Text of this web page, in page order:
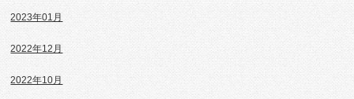
2023年01月
2022年12月
2022年10月